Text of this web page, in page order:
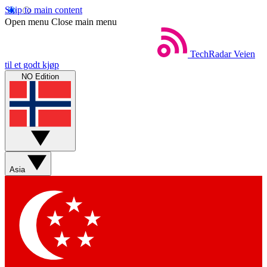
Skip to main content
Open menu Close main menu
TechRadar Veien
til et godt kjøp
NO Edition
Asia